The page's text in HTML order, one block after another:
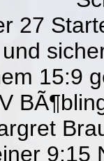
27
15:9
9:15